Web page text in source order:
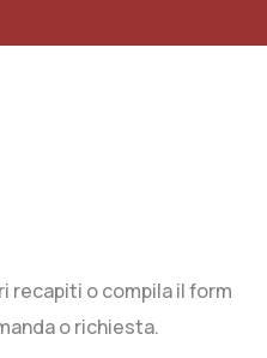
recapiti o compila il form
o richiesta.